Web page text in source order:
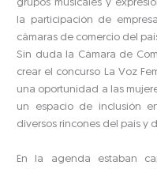
grupos musicales y
la participación de
cámaras de comercio del
Sin duda la Cámara de
crear el concurso La Voz
una oportunidad a las
un espacio de inclusión
diversos rincones del país y
En la agenda estaban